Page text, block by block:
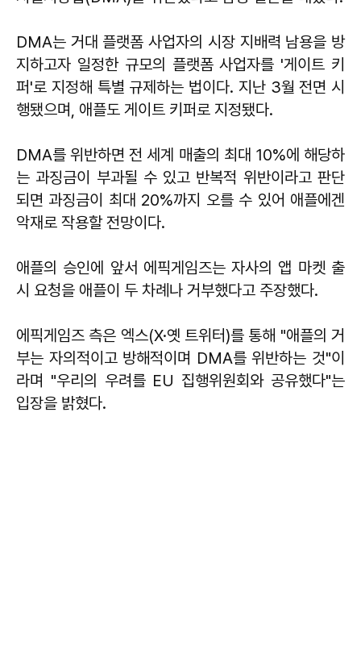
DMA는 거대 플랫폼 사업자의 시장 지배력 남용을 방
지하고자 일정한 규모의 플랫폼 사업자를 '게이트 키
퍼'로 지정해 특별 규제하는 법이다. 지난 3월 전면 시
행됐으며, 애플도 게이트 키퍼로 지정됐다.
DMA를 위반하면 전 세계 매출의 최대 10%에 해당하
는 과징금이 부과될 수 있고 반복적 위반이라고 판단
되면 과징금이 최대 20%까지 오를 수 있어 애플에겐
악재로 작용할 전망이다.
애플의 승인에 앞서 에픽게임즈는 자사의 앱 마켓 출
시 요청을 애플이 두 차례나 거부했다고 주장했다.
에픽게임즈 측은 엑스(X·옛 트위터)를 통해 "애플의 거
부는 자의적이고 방해적이며 DMA를 위반하는 것"이
라며 "우리의 우려를 EU 집행위원회와 공유했다"는
입장을 밝혔다.